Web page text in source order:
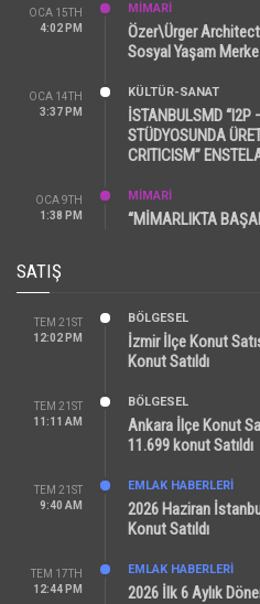
OCA 15TH
4:02 PM
MİMARİ
Özer\Ürger
Sosyal Yaşam
OCA 14TH
3:37 PM
KÜLTÜR-SANAT
İSTANBULSMD “I2P
STÜDYOSUNDA
CRITICISM”
OCA 9TH
1:38 PM
MİMARİ
“MİMARLIKTA
SATIŞ
TEM 21ST
12:02 PM
BÖLGESEL
İzmir İlçe Konut
Konut Satıldı
TEM 21ST
11:11 AM
BÖLGESEL
Ankara İlçe Konut
11.699 konut Satıldı
TEM 21ST
9:40 AM
EMLAK HABERLERI
2026 Haziran
Konut Satıldı
TEM 17TH
12:44 PM
EMLAK HABERLERI
2026 İlk 6 Aylık